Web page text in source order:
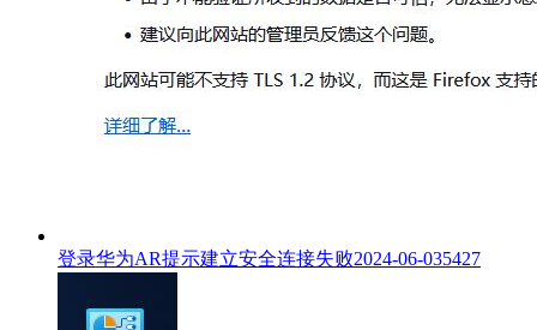
登录华为AR提示建立安全连接失败2024-06-035427